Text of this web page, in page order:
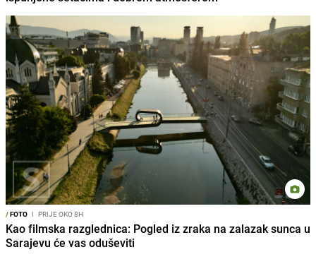
/FOTO I PRIJE OKO 8H
Kao filmska razglednica: Pogled iz zraka na zalazak sunca u
Sarajevu će vas oduševiti